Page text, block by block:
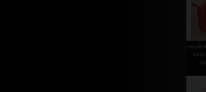
casula